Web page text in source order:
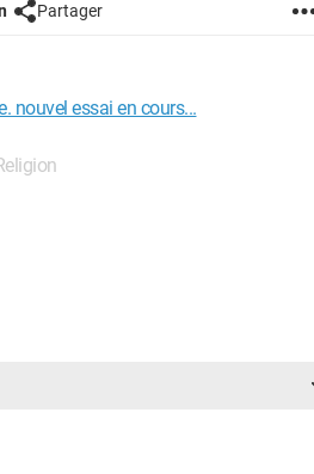
Partager
nouvel essai en cours...